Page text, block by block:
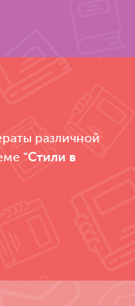
различной
"Стили в